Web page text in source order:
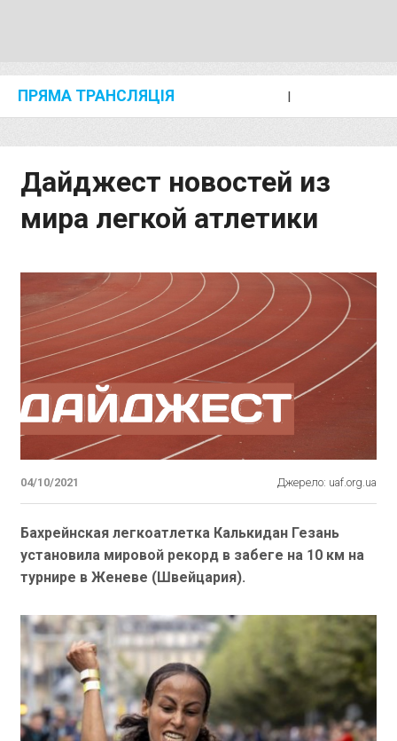
ПРЯМА ТРАНСЛЯЦІЯ I
Дайджест новостей из
мира легкой атлетики
04/10/2021 Джерело: uaf.org.ua
Бахрейнская легкоатлетка Калькидан Гезань
установила мировой рекорд в забеге на 10 км на
турнире в Женеве (Швейцария).